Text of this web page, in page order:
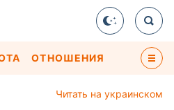
ОТНОШЕНИЯ
Читать на украинском